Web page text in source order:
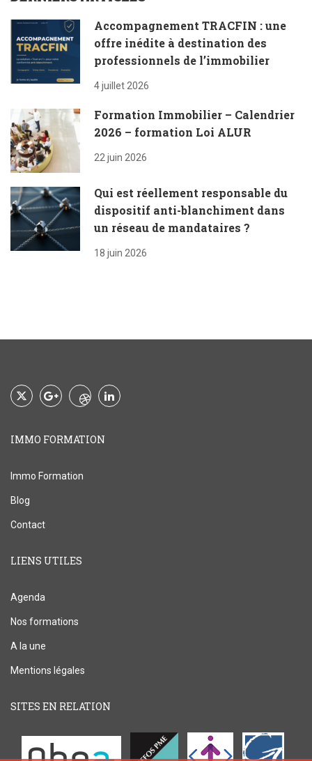
Accompagnement TRACFIN : une
offre inédite à destination des
professionnels de l’immobilier
4 juillet 2026
Formation Immobilier – Calendrier
2026 – formation Loi ALUR
22 juin 2026
Qui est réellement responsable du
dispositif anti-blanchiment dans
un réseau de mandataires ?
18 juin 2026
IMMO FORMATION
Immo Formation
Blog
Contact
LIENS UTILES
Agenda
Nos formations
A la une
Mentions légales
SITES EN RELATION